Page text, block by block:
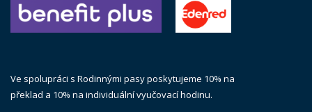
Ve spolupráci s Rodinnými pasy poskytujeme 10% na
překlad a 10% na individuální vyučovací hodinu.